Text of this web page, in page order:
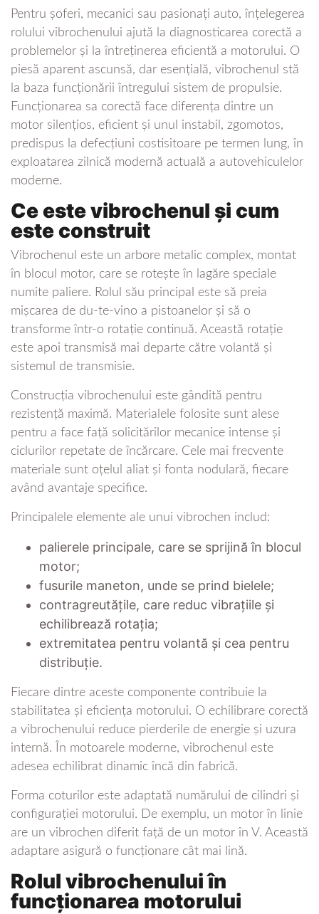
Pentru șoferi, mecanici sau pasionați auto, înțelegerea
rolului vibrochenului ajută la diagnosticarea corectă a
problemelor și la întreținerea eficientă a motorului. O
piesă aparent ascunsă, dar esențială, vibrochenul stă
la baza funcționării întregului sistem de propulsie.
Funcționarea sa corectă face diferența dintre un
motor silențios, eficient și unul instabil, zgomotos,
predispus la defecțiuni costisitoare pe termen lung, în
exploatarea zilnică modernă actuală a autovehiculelor
moderne.
Ce este vibrochenul și cum
este construit
Vibrochenul este un arbore metalic complex, montat
în blocul motor, care se rotește în lagăre speciale
numite paliere. Rolul său principal este să preia
mișcarea de du-te-vino a pistoanelor și să o
transforme într-o rotație continuă. Această rotație
este apoi transmisă mai departe către volantă și
sistemul de transmisie.
Construcția vibrochenului este gândită pentru
rezistență maximă. Materialele folosite sunt alese
pentru a face față solicitărilor mecanice intense și
ciclurilor repetate de încărcare. Cele mai frecvente
materiale sunt oțelul aliat și fonta nodulară, fiecare
având avantaje specifice.
Principalele elemente ale unui vibrochen includ:
palierele principale, care se sprijină în blocul
motor;
fusurile maneton, unde se prind bielele;
contragreutățile, care reduc vibrațiile și
echilibrează rotația;
extremitatea pentru volantă și cea pentru
distribuție.
Fiecare dintre aceste componente contribuie la
stabilitatea și eficiența motorului. O echilibrare corectă
a vibrochenului reduce pierderile de energie și uzura
internă. În motoarele moderne, vibrochenul este
adesea echilibrat dinamic încă din fabrică.
Forma coturilor este adaptată numărului de cilindri și
configurației motorului. De exemplu, un motor în linie
are un vibrochen diferit față de un motor în V. Această
adaptare asigură o funcționare cât mai lină.
Rolul vibrochenului în
funcționarea motorului